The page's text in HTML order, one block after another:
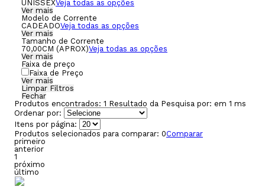
UNISSEXVeja todas as opções
Ver mais
Modelo de Corrente
CADEADOVeja todas as opções
Ver mais
Tamanho de Corrente
70,00CM (APROX)Veja todas as opções
Ver mais
Faixa de preço
Faixa de Preço
Ver mais
Limpar Filtros
Fechar
Produtos encontrados: 1 Resultado da Pesquisa por: em 1 ms
Ordenar por:
Itens por página:
Produtos selecionados para comparar: 0Comparar
primeiro
anterior
1
próximo
último